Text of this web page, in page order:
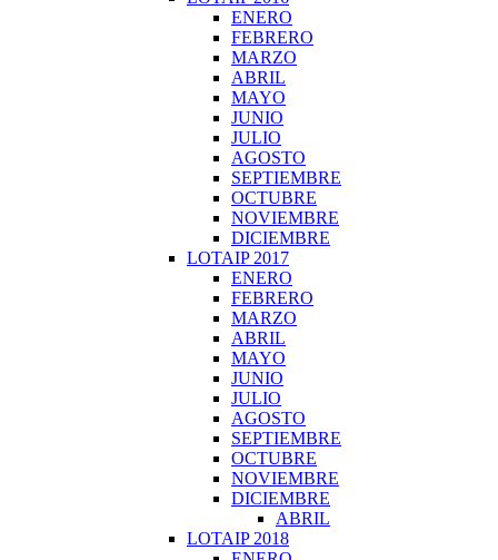
ENERO
FEBRERO
MARZO
ABRIL
MAYO
JUNIO
JULIO
AGOSTO
SEPTIEMBRE
OCTUBRE
NOVIEMBRE
DICIEMBRE
LOTAIP 2017
ENERO
FEBRERO
MARZO
ABRIL
MAYO
JUNIO
JULIO
AGOSTO
SEPTIEMBRE
OCTUBRE
NOVIEMBRE
DICIEMBRE
ABRIL
LOTAIP 2018